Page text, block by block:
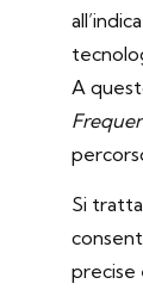
A
Si
precise